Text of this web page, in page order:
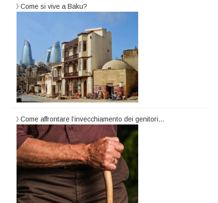
Come si vive a Baku?
Come affrontare l’invecchiamento dei genitori…